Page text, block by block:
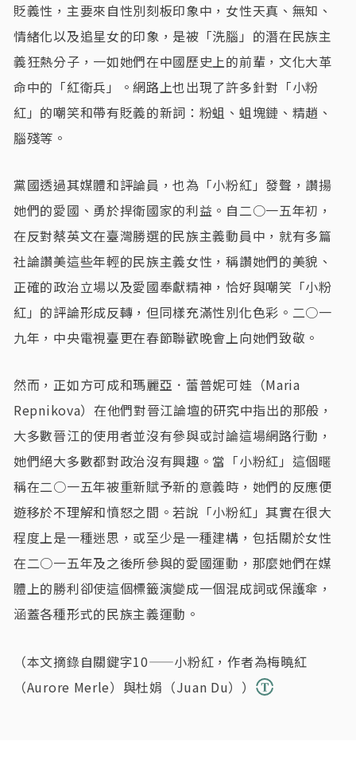
貶義性，主要來自性別刻板印象中，女性天真、無知、
情緒化以及追星女的印象，是被「洗腦」的潛在民族主
義狂熱分子，一如她們在中國歷史上的前輩，文化大革
命中的「紅衛兵」。網路上也出現了許多針對「小粉
紅」的嘲笑和帶有貶義的新詞：粉蛆、蛆塊鏈、精趙、
腦殘等。
黨國透過其媒體和評論員，也為「小粉紅」發聲，讚揚
她們的愛國、勇於捍衛國家的利益。自二○一五年初，
在反對蔡英文在臺灣勝選的民族主義動員中，就有多篇
社論讚美這些年輕的民族主義女性，稱讚她們的美貌、
正確的政治立場以及愛國奉獻精神，恰好與嘲笑「小粉
紅」的評論形成反轉，但同樣充滿性別化色彩。二○一
九年，中央電視臺更在春節聯歡晚會上向她們致敬。
然而，正如方可成和瑪麗亞．蕾普妮可娃（Maria
Repnikova）在他們對晉江論壇的研究中指出的那般，
大多數晉江的使用者並沒有參與或討論這場網路行動，
她們絕大多數都對政治沒有興趣。當「小粉紅」這個暱
稱在二○一五年被重新賦予新的意義時，她們的反應便
遊移於不理解和憤怒之間。若說「小粉紅」其實在很大
程度上是一種迷思，或至少是一種建構，包括關於女性
在二○一五年及之後所參與的愛國運動，那麼她們在媒
體上的勝利卻使這個標籤演變成一個混成詞或保護傘，
涵蓋各種形式的民族主義運動。
（本文摘錄自關鍵字10——小粉紅，作者為梅曉紅
（Aurore Merle）與杜娟（Juan Du））